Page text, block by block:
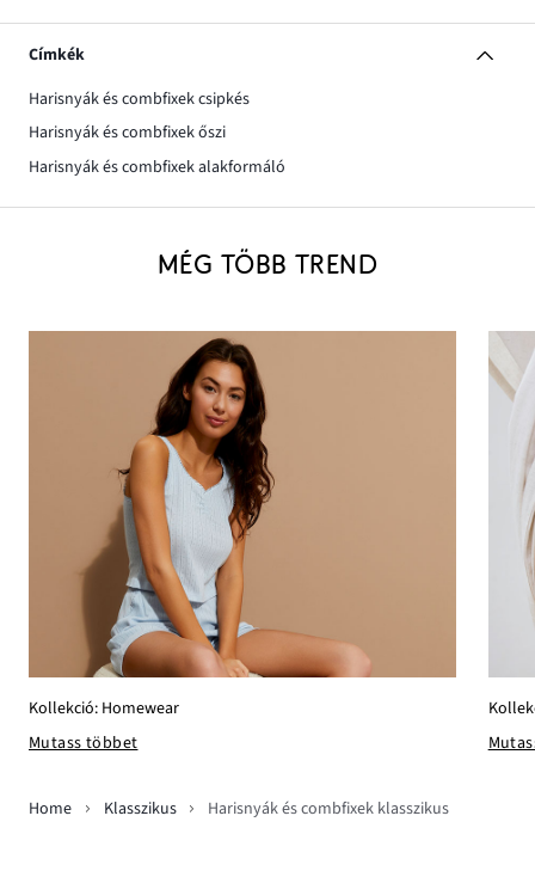
Címkék
Harisnyák és combfixek csipkés
Harisnyák és combfixek őszi
Harisnyák és combfixek alakformáló
MÉG TÖBB TREND
Kollekció: Homewear
Mutass többet
Home Klasszikus Harisnyák és combfixek klasszikus